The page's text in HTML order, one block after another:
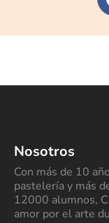
Nosotros
Con más de 10
pastelería y más
12000 alumnos,
amor por el arte